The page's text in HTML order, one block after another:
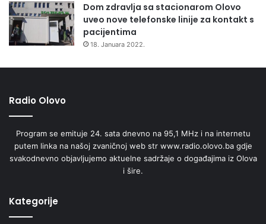
Dom zdravlja sa stacionarom Olovo
uveo nove telefonske linije za kontakt s
pacijentima
18. Januara 2022.
Radio Olovo
Program se emituje 24. sata dnevno na 95,1 MHz i na internetu
putem linka na našoj zvaničnoj web str www.radio.olovo.ba gdje
svakodnevno objavljujemo aktuelne sadržaje o događajima iz Olova
i šire.
Kategorije